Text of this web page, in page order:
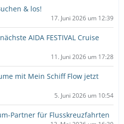
& los!
17. Juni 2026 um 12:39
AIDA FESTIVAL Cruise
11. Juni 2026 um 17:28
mit Mein Schiff Flow jetzt
5. Juni 2026 um 10:54
Partner für Flusskreuzfahrten